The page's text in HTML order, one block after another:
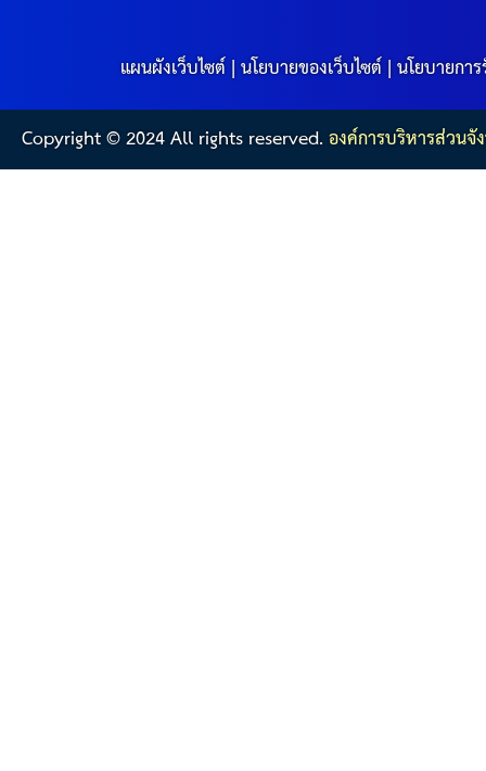
แผนผังเว็บไซต์|นโยบายของเว็บไซต์|นโยบายกา
Copyright © 2024 All rights reserved.องค์การบริหารส่วน